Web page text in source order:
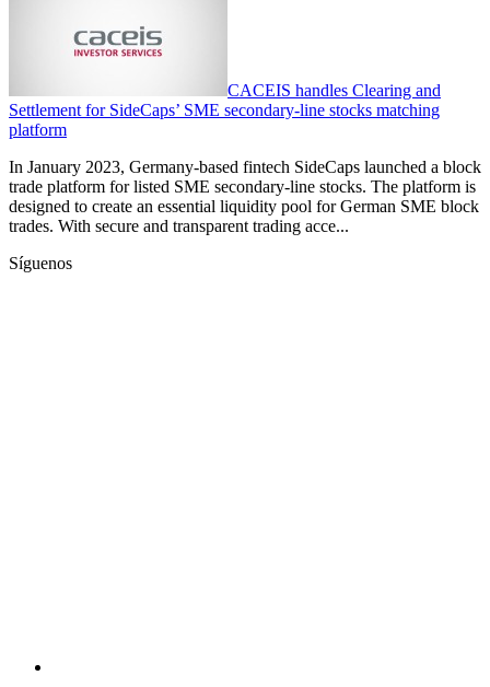
CACEIS handles Clearing and
Settlement for SideCaps’ SME secondary-line stocks matching
platform
In January 2023, Germany-based fintech SideCaps launched a block
trade platform for listed SME secondary-line stocks. The platform is
designed to create an essential liquidity pool for German SME block
trades. With secure and transparent trading acce...
Síguenos